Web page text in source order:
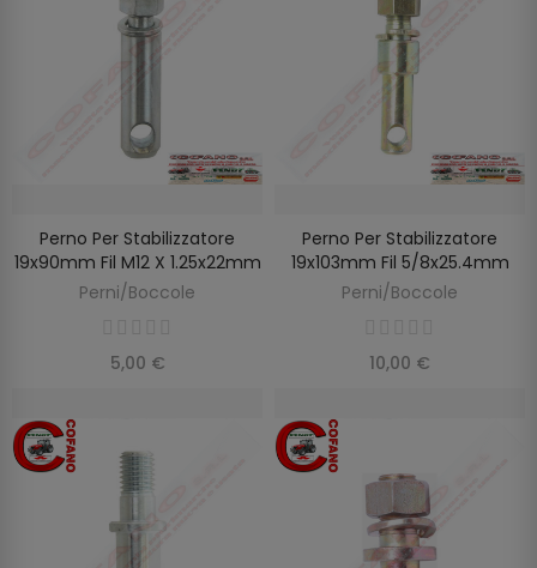
AGGIUNGI AL CARRELLO
Perno Per Stabilizzatore
19x90mm Fil M12 X 1.25x22mm
Perni/Boccole
5,00 €
AGGIUNGI AL CARRELLO
Perno Per Stabilizzatore
19x103mm Fil 5/8x25.4mm
Perni/Boccole
10,00 €